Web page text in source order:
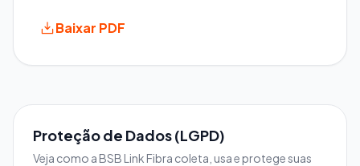
Baixar PDF
Proteção de Dados (LGPD)
Veja como a BSB Link Fibra coleta, usa e protege suas